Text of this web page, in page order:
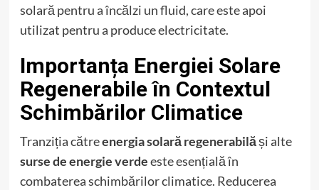
solară pentru a încălzi un fluid, care este apoi
utilizat pentru a produce electricitate.
Importanța Energiei Solare
Regenerabile în Contextul
Schimbărilor Climatice
Tranziția cătreenergia solară regenerabilăși alte
surse de energie verdeeste esențială în
combaterea schimbărilor climatice. Reducerea